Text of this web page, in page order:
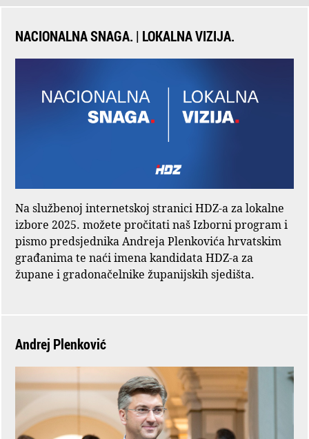
NACIONALNA SNAGA. | LOKALNA VIZIJA.
Na službenoj internetskoj stranici HDZ-a za lokalne
izbore 2025. možete pročitati naš Izborni program i
pismo predsjednika Andreja Plenkovića hrvatskim
građanima te naći imena kandidata HDZ-a za
župane i gradonačelnike županijskih sjedišta.
Andrej Plenković